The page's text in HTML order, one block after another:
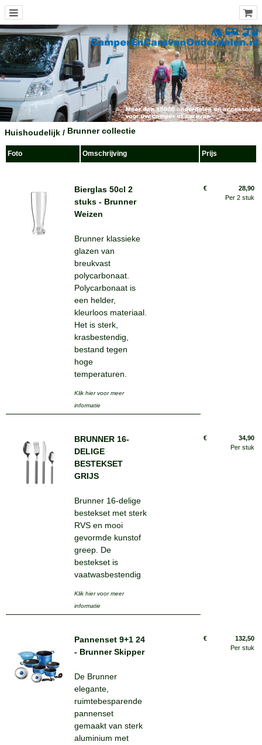
Huishoudelijk / Brunner collectie
Foto Omschrijving Prijs
Bierglas 50cl 2
stuks - Brunner
Weizen
Brunner klassieke
glazen van
breukvast
polycarbonaat.
Polycarbonaat is
een helder,
kleurloos materiaal.
Het is sterk,
krasbestendig,
bestand tegen
hoge
temperaturen.
Klik hier voor meer
informatie
€
28,90
Per 2 stuk
BRUNNER 16-
DELIGE
BESTEKSET
GRIJS
Brunner 16-delige
bestekset met sterk
RVS en mooi
gevormde kunstof
greep. De
bestekset is
vaatwasbestendig
Klik hier voor meer
informatie
€
34,90
Per stuk
Pannenset 9+1 24
- Brunner Skipper
De Brunner
elegante,
ruimtebesparende
pannenset
gemaakt van sterk
aluminium met
€
132,50
Per stuk